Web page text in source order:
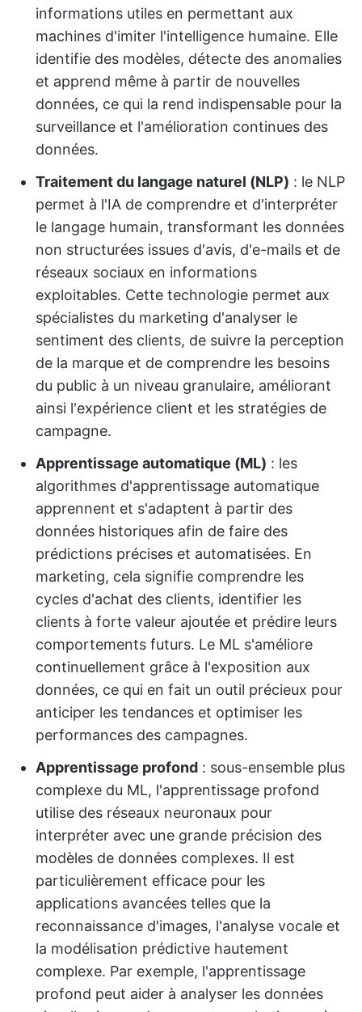
informations utiles en permettant aux
machines d'imiter l'intelligence humaine. Elle
identifie des modèles, détecte des anomalies
et apprend même à partir de nouvelles
données, ce qui la rend indispensable pour la
surveillance et l'amélioration continues des
données.
Traitement du langage naturel (NLP) : le NLP
permet à l'IA de comprendre et d'interpréter
le langage humain, transformant les données
non structurées issues d'avis, d'e-mails et de
réseaux sociaux en informations
exploitables. Cette technologie permet aux
spécialistes du marketing d'analyser le
sentiment des clients, de suivre la perception
de la marque et de comprendre les besoins
du public à un niveau granulaire, améliorant
ainsi l'expérience client et les stratégies de
campagne.
Apprentissage automatique (ML) : les
algorithmes d'apprentissage automatique
apprennent et s'adaptent à partir des
données historiques afin de faire des
prédictions précises et automatisées. En
marketing, cela signifie comprendre les
cycles d'achat des clients, identifier les
clients à forte valeur ajoutée et prédire leurs
comportements futurs. Le ML s'améliore
continuellement grâce à l'exposition aux
données, ce qui en fait un outil précieux pour
anticiper les tendances et optimiser les
performances des campagnes.
Apprentissage profond : sous-ensemble plus
complexe du ML, l'apprentissage profond
utilise des réseaux neuronaux pour
interpréter avec une grande précision des
modèles de données complexes. Il est
particulièrement efficace pour les
applications avancées telles que la
reconnaissance d'images, l'analyse vocale et
la modélisation prédictive hautement
complexe. Par exemple, l'apprentissage
profond peut aider à analyser les données